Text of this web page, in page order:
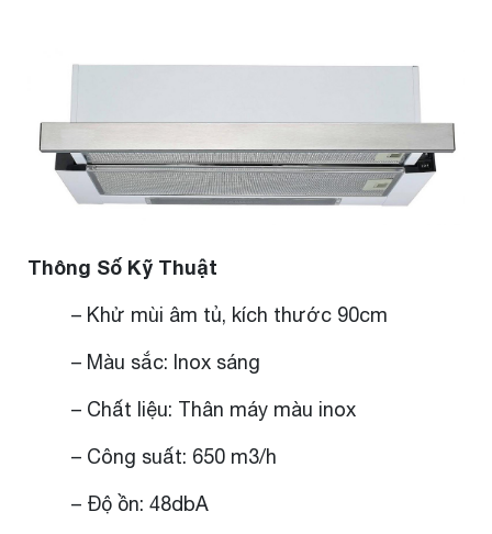
Thông Số Kỹ Thuật
– Khử mùi âm tủ, kích thước 90cm
– Màu sắc: Inox sáng
– Chất liệu: Thân máy màu inox
– Công suất: 650 m3/h
– Độ ồn: 48dbA